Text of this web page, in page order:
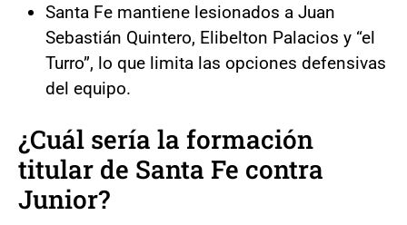
Santa Fe mantiene lesionados a Juan
Sebastián Quintero, Elibelton Palacios y “el
Turro”, lo que limita las opciones defensivas
del equipo.
¿Cuál sería la formación
titular de Santa Fe contra
Junior?